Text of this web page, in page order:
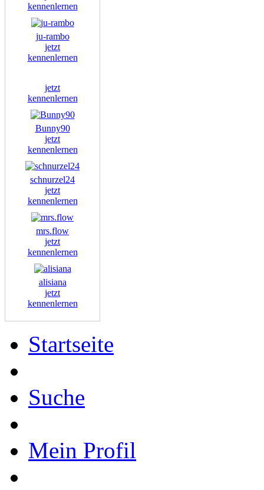
kennenlernen
ju-rambo
jetzt
kennenlernen
jetzt
kennenlernen
Bunny90
jetzt
kennenlernen
schnurzel24
jetzt
kennenlernen
mrs.flow
jetzt
kennenlernen
alisiana
jetzt
kennenlernen
Startseite
Suche
Mein Profil